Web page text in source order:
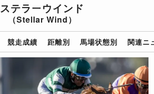
ステラーウインド
（Stellar Wind）
競走成績 距離別 馬場状態別 関連ニ